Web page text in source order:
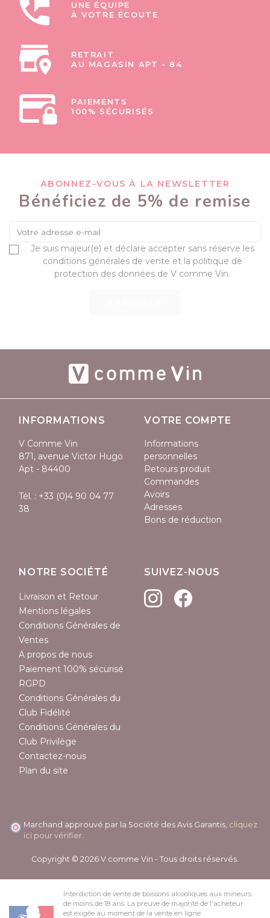
UNE ÉQUIPE
À VOTRE ÉCOUTE
RETRAIT
AU MAGASIN APT - 84
PAIEMENTS
100% SÉCURISÉS
ABONNEZ-VOUS À LA NEWSLETTER
Bénéficiez de 5% de remise
Je suis majeur(e) et déclare accepter sans réserve les
conditions générales de vente et la politique de
protection des données de V comme Vin.
INFORMATIONS
V Comme Vin
871, avenue Victor Hugo
Apt - 84400
Tél. : +33 (0)4 90 04 77
38
VOTRE COMPTE
Informations
personnelles
Retours produit
Commandes
Avoirs
Adresses
Bons de réduction
NOTRE SOCIÉTÉ
Livraison et Retour
Mentions légales
Conditions Générales de
Ventes
A propos de nous
Paiement 100% sécurisé
RGPD
Conditions Générales du
Club Fidélité
Conditions Générales du
Club Privilège
Contactez-nous
Plan du site
SUIVEZ-NOUS
Marchand approuvé par la Société des Avis Garantis, cliquez
ici pour vérifier
Copyright © 2026 V comme Vin - Tous droits réservés.
Interdiction de vente de boissons alcooliques aux mineurs
de moins de 18 ans. La preuve de majorité de l'acheteur
est exigée au moment de la vente en ligne.